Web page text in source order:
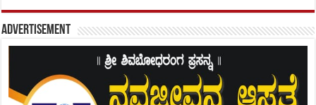
Advertisement